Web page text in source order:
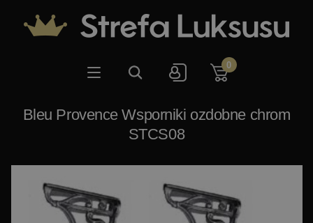
0
Bleu Provence Wsporniki ozdobne chrom
STCS08